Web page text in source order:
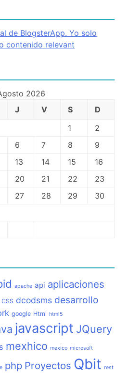
2026
J V S D
1
2
6 7 8
9
13 14 15
16
20 21 22
23
27 28 29
30
apache api aplicaciones
CSS dcodsms desarrollo
google Html html5
javascript JQuery
mexhico mexico microsoft
php Proyectos Qbit rest